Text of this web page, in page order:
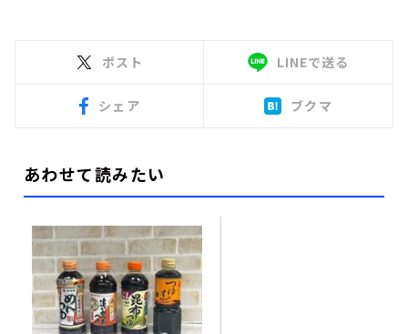
ポスト LINEで送る
シェア ブクマ
あわせて読みたい